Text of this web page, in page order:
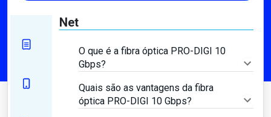
Net
O que é a fibra óptica PRO-DIGI 10
Gbps?
Quais são as vantagens da fibra
óptica PRO-DIGI 10 Gbps?